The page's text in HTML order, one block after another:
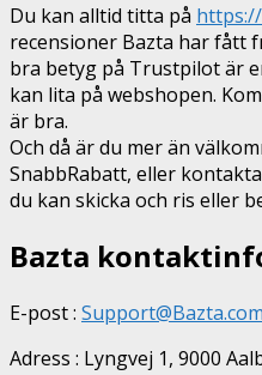
Du kan alltid titta på
recensioner Bazta har fått
bra betyg på Trustpilot är
kan lita på webshopen.
är bra.
Och då är du mer än
SnabbRabatt, eller
du kan skicka och ris eller
Bazta
E-post : Support@Bazta.com
Adress : Lyngvej 1, 9000